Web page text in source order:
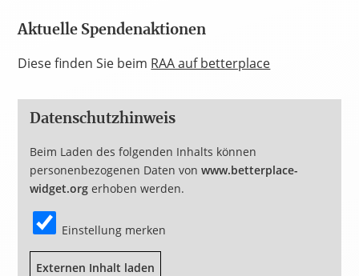
Aktuelle Spendenaktionen
Diese finden Sie beim RAA auf betterplace
Datenschutzhinweis
Beim Laden des folgenden Inhalts können
personenbezogenen Daten von www.betterplace-
widget.orgerhoben werden.
Einstellung merken
Externen Inhalt laden